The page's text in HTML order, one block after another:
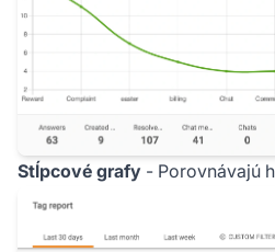
Stĺpcové grafy - Porovnávajú